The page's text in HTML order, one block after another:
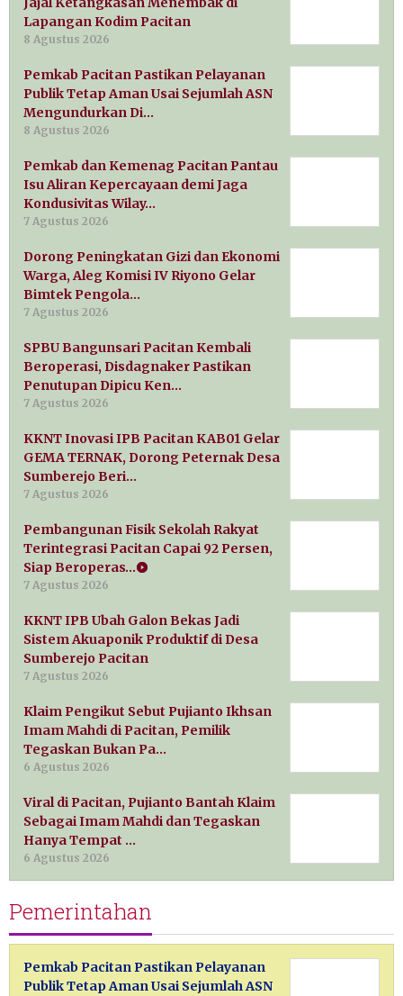
Lapangan Kodim Pacitan
8 Agustus 2026
Pemkab Pacitan Pastikan Pelayanan
Publik Tetap Aman Usai Sejumlah ASN
Mengundurkan Di…
8 Agustus 2026
Pemkab dan Kemenag Pacitan Pantau
Isu Aliran Kepercayaan demi Jaga
Kondusivitas Wilay…
7 Agustus 2026
Dorong Peningkatan Gizi dan Ekonomi
Warga, Aleg Komisi IV Riyono Gelar
Bimtek Pengola…
7 Agustus 2026
SPBU Bangunsari Pacitan Kembali
Beroperasi, Disdagnaker Pastikan
Penutupan Dipicu Ken…
7 Agustus 2026
KKNT Inovasi IPB Pacitan KAB01 Gelar
GEMA TERNAK, Dorong Peternak Desa
Sumberejo Beri…
7 Agustus 2026
Pembangunan Fisik Sekolah Rakyat
Terintegrasi Pacitan Capai 92 Persen,
Siap Beroperas…
7 Agustus 2026
KKNT IPB Ubah Galon Bekas Jadi
Sistem Akuaponik Produktif di Desa
Sumberejo Pacitan
7 Agustus 2026
Klaim Pengikut Sebut Pujianto Ikhsan
Imam Mahdi di Pacitan, Pemilik
Tegaskan Bukan Pa…
6 Agustus 2026
Viral di Pacitan, Pujianto Bantah Klaim
Sebagai Imam Mahdi dan Tegaskan
Hanya Tempat …
6 Agustus 2026
Pemerintahan
Pemkab Pacitan Pastikan Pelayanan
Publik Tetap Aman Usai Sejumlah ASN